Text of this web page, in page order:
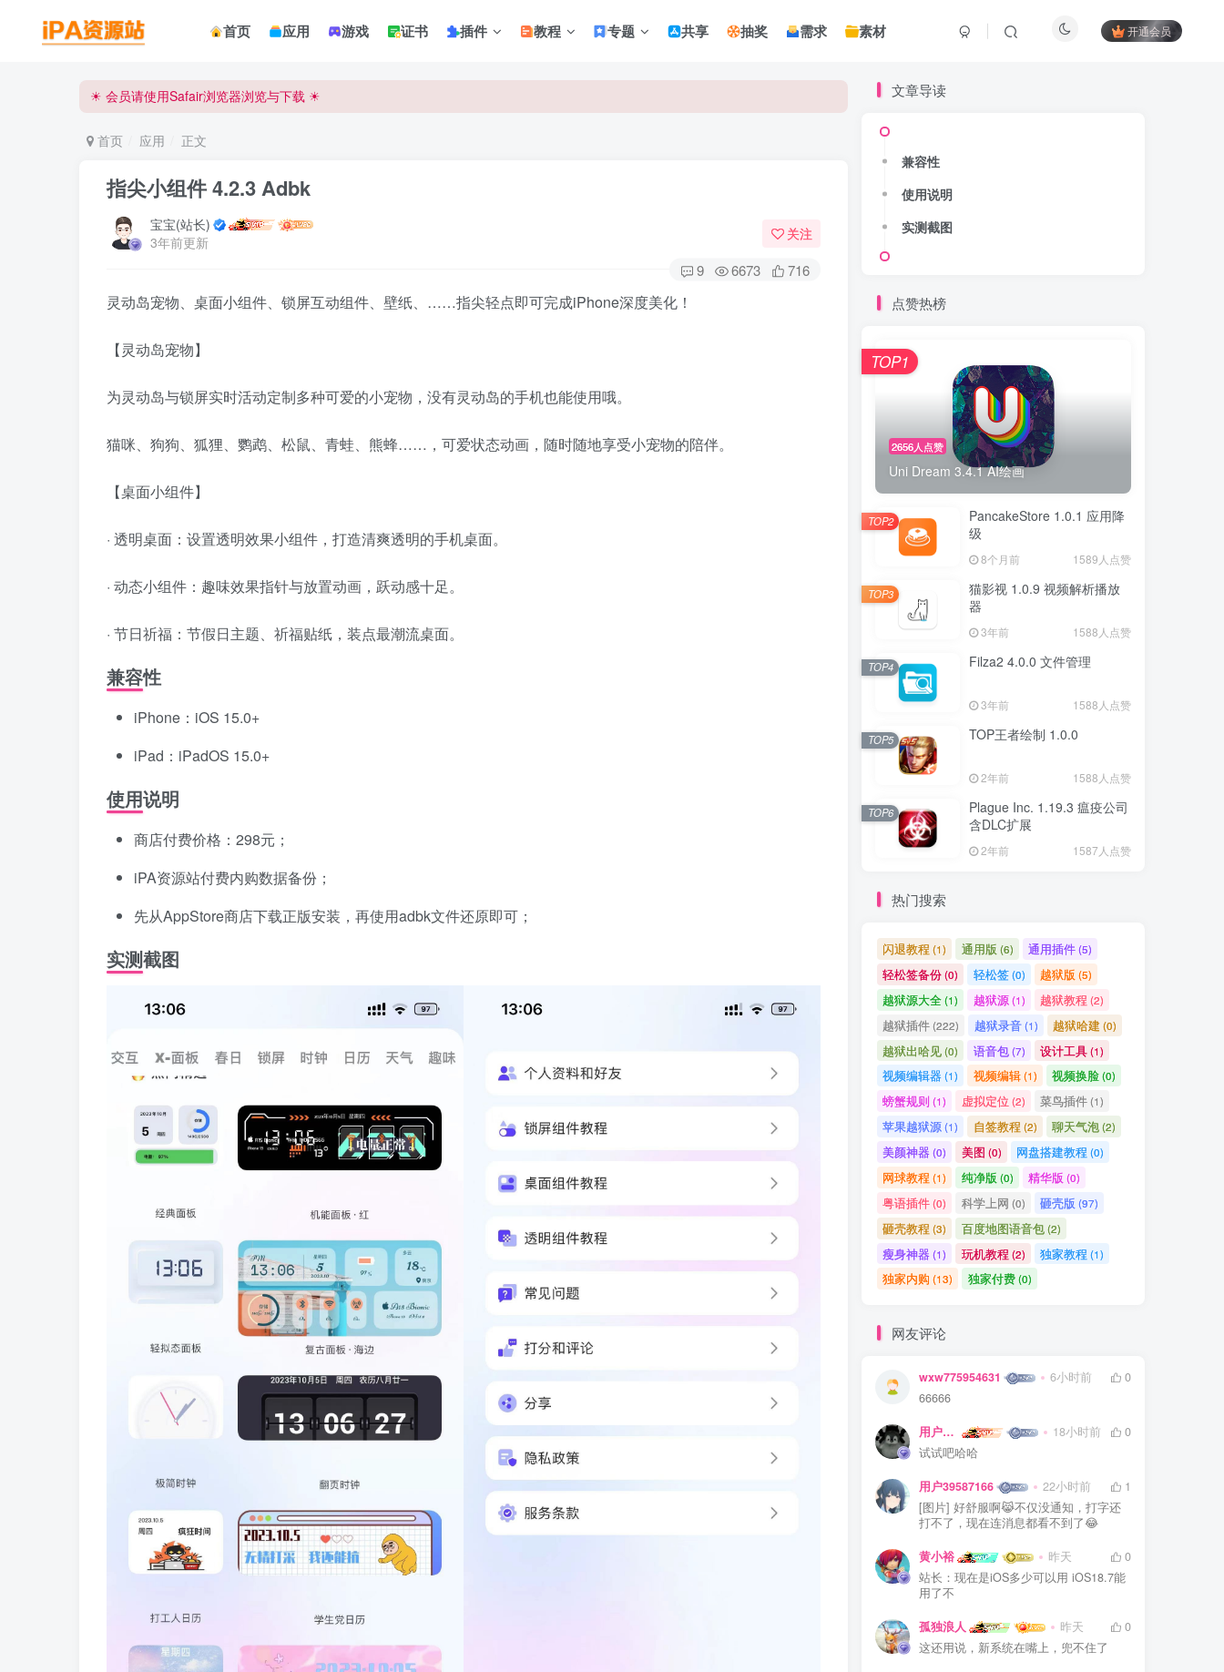
首页 应用 游戏 证书 插件 教程 专题 共享 抽奖 需求 素材 开通会员
iPA资源站官方唯一客服微信:15504815558
iPA资源站官方唯一客服微信:15504815558
首页 应用 正文
指尖小组件 4.2.3 Adbk
宝宝(站长)
3年前更新
关注
9 6673 716
灵动岛宠物、桌面小组件、锁屏互动组件、壁纸、……指尖轻点即可完成iPhone深度美化！
【灵动岛宠物】
为灵动岛与锁屏实时活动定制多种可爱的小宠物，没有灵动岛的手机也能使用哦。
猫咪、狗狗、狐狸、鹦鹉、松鼠、青蛙、熊蜂……，可爱状态动画，随时随地享受小宠物的陪伴。
【桌面小组件】
· 透明桌面：设置透明效果小组件，打造清爽透明的手机桌面。
· 动态小组件：趣味效果指针与放置动画，跃动感十足。
· 节日祈福：节假日主题、祈福贴纸，装点最潮流桌面。
兼容性
iPhone：iOS 15.0+
iPad：iPadOS 15.0+
使用说明
商店付费价格：298元；
iPA资源站付费内购数据备份；
先从AppStore商店下载正版安装，再使用adbk文件还原即可；
实测截图
文章导读
兼容性
使用说明
实测截图
点赞热榜
2656人点赞
Uni Dream 3.4.1 AI绘画
TOP1
PancakeStore 1.0.1 应用降
级
8个月前 1589人点赞
TOP2
猫影视 1.0.9 视频解析播放
器
3年前 1588人点赞
TOP3
Filza2 4.0.0 文件管理
3年前 1588人点赞
TOP4
TOP王者绘制 1.0.0
2年前 1588人点赞
TOP5
Plague Inc. 1.19.3 瘟疫公司
含DLC扩展
2年前 1587人点赞
TOP6
热门搜索
闪退教程 (1) 通用版 (6) 通用插件(5)
轻松签备份(0) 轻松签(0) 越狱版 (5)
越狱源大全(1) 越狱源(1) 越狱教程 (2)
越狱插件(222) 越狱录音(1) 越狱哈建(0)
越狱出哈见(0) 语音包(7) 设计工具(1)
视频编辑器(1) 视频编辑(1) 视频换脸(0)
螃蟹规则(1) 虚拟定位 (2) 菜鸟插件(1)
苹果越狱源(1) 自签教程 (2) 聊天气泡(2)
美颜神器(0) 美图 (0) 网盘搭建教程 (0)
网球教程 (1) 纯净版 (0) 精华版 (0)
粤语插件(0) 科学上网 (0) 砸壳版 (97)
砸壳教程 (3) 百度地图语音包(2)
瘦身神器(1) 玩机教程 (2) 独家教程 (1)
独家内购 (13) 独家付费(0)
网友评论
wxw775954631 6小时前
0
66666
用户45289622 18小时前
0
试试吧哈哈
用户39587166 22小时前
1
[图片] 好舒服啊😹不仅没通知，打字还
打不了，现在连消息都看不到了😂
黄小裕 昨天
0
站长：现在是iOS多少可以用 iOS18.7能
用了不
孤独浪人 昨天
0
这还用说，新系统在嘴上，兜不住了